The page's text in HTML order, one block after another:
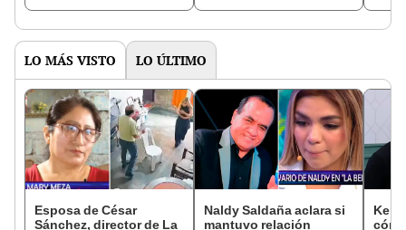
responsabilidad
Assereto: “No tuve
lo
LO MÁS VISTO LO ÚLTIMO
Esposa de César
Sánchez, director de La
Naldy Saldaña aclara si
mantuvo relación